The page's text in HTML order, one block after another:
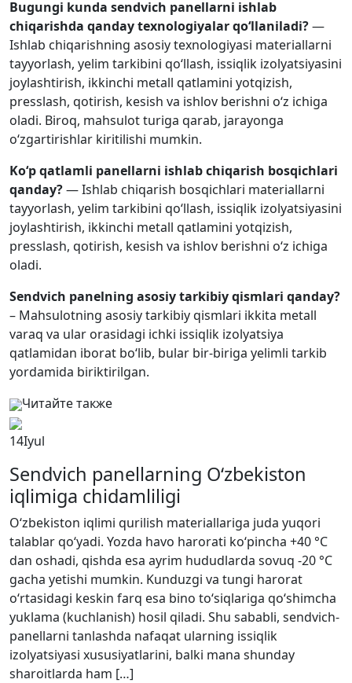
Bugungi kunda sendvich panellarni ishlab
chiqarishda qanday texnologiyalar qo‘llaniladi?—
Ishlab chiqarishning asosiy texnologiyasi materiallarni
tayyorlash, yelim tarkibini qo‘llash, issiqlik izolyatsiyasini
joylashtirish, ikkinchi metall qatlamini yotqizish,
presslash, qotirish, kesish va ishlov berishni o‘z ichiga
oladi. Biroq, mahsulot turiga qarab, jarayonga
o‘zgartirishlar kiritilishi mumkin.
Ko‘p qatlamli panellarni ishlab chiqarish bosqichlari
qanday?— Ishlab chiqarish bosqichlari materiallarni
tayyorlash, yelim tarkibini qo‘llash, issiqlik izolyatsiyasini
joylashtirish, ikkinchi metall qatlamini yotqizish,
presslash, qotirish, kesish va ishlov berishni o‘z ichiga
oladi.
Sendvich panelning asosiy tarkibiy qismlari qanday?
– Mahsulotning asosiy tarkibiy qismlari ikkita metall
varaq va ular orasidagi ichki issiqlik izolyatsiya
qatlamidan iborat bo‘lib, bular bir-biriga yelimli tarkib
yordamida biriktirilgan.
Читайте также
14Iyul
Sendvich panellarning O‘zbekiston
iqlimiga chidamliligi
O‘zbekiston iqlimi qurilish materiallariga juda yuqori
talablar qo‘yadi. Yozda havo harorati ko‘pincha +40 °C
dan oshadi, qishda esa ayrim hududlarda sovuq -20 °C
gacha yetishi mumkin. Kunduzgi va tungi harorat
o‘rtasidagi keskin farq esa bino to‘siqlariga qo‘shimcha
yuklama (kuchlanish) hosil qiladi. Shu sababli, sendvich-
panellarni tanlashda nafaqat ularning issiqlik
izolyatsiyasi xususiyatlarini, balki mana shunday
sharoitlarda ham […]